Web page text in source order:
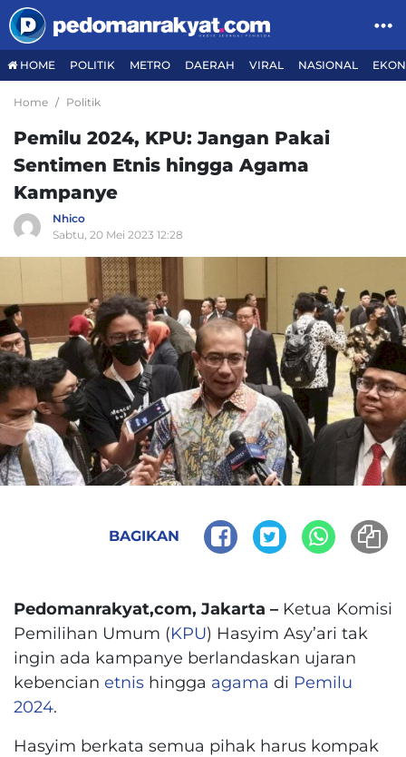
HOME POLITIK METRO DAERAH VIRAL NASIONAL
Home Politik
Pemilu 2024, KPU: Jangan Pakai
Sentimen Etnis hingga Agama
Kampanye
Nhico
Sabtu, 20 Mei 2023 12:28
BAGIKAN
Pedomanrakyat,com, Jakarta – Ketua Komisi
Pemilihan Umum (KPU) Hasyim Asy’ari tak
ingin ada kampanye berlandaskan ujaran
kebencian etnis hingga agama di Pemilu
2024.
Hasyim berkata semua pihak harus kompak